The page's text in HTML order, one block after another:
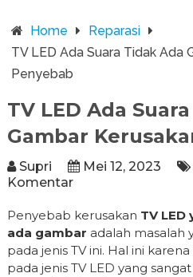
Home
Reparasi
TV LED Ada Suara Tidak Ada
Penyebab
TV LED Ada
Gambar
Supri Mei 12, 2023
Komentar
Penyebab kerusakan TV
ada gambar adalah masalah
pada jenis TV ini. Hal ini
pada jenis TV LED yang